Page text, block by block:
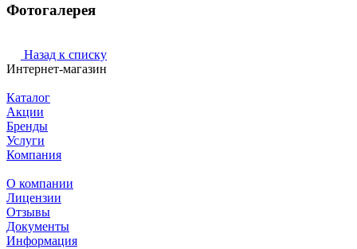
Фотогалерея
Назад к списку
Интернет-магазин
Каталог
Акции
Бренды
Услуги
Компания
О компании
Лицензии
Отзывы
Документы
Информация